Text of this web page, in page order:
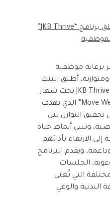
برنامج“JKB Thrive”
برعاية موظفيه
أطلق البنك
الأردني الكويتي برنامج “” JKB Thrive تحت شعار
“Move Well, Think Well, Prosper” الذي يهدف
التوازن بين
وتبني أنماط حياة
الارتقاء بأدائهم
ويقدم البرنامج
الجلسات
التي تُعنى
البدنية والوعي